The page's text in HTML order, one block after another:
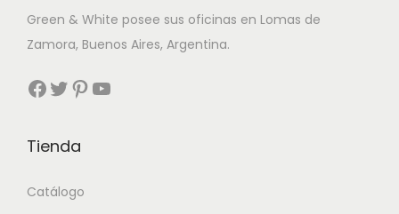
Green & White posee sus oficinas en Lomas de
Zamora, Buenos Aires, Argentina.
Facebook Twitter Pinterest YouTube
Tienda
Catálogo